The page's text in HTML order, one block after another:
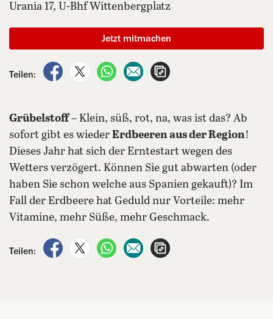
Urania 17, U-Bhf Wittenbergplatz
Teilen:
auf Facebook teilen
auf X teilenper WhatsApp teilen
per E-Mail teilen
Jetzt mitmachen
Grübelstoff– Klein, süß, rot, na, was ist das? Ab
sofort gibt es wieder Erdbeeren aus der Region!
Dieses Jahr hat sich der Erntestart wegen des
Wetters verzögert. Können Sie gut abwarten (oder
haben Sie schon welche aus Spanien gekauft)? Im
Fall der Erdbeere hat Geduld nur Vorteile: mehr
Vitamine, mehr Süße, mehr Geschmack.
Teilen:
auf Facebook teilen
auf X teilenper WhatsApp teilen
per E-Mail teilen